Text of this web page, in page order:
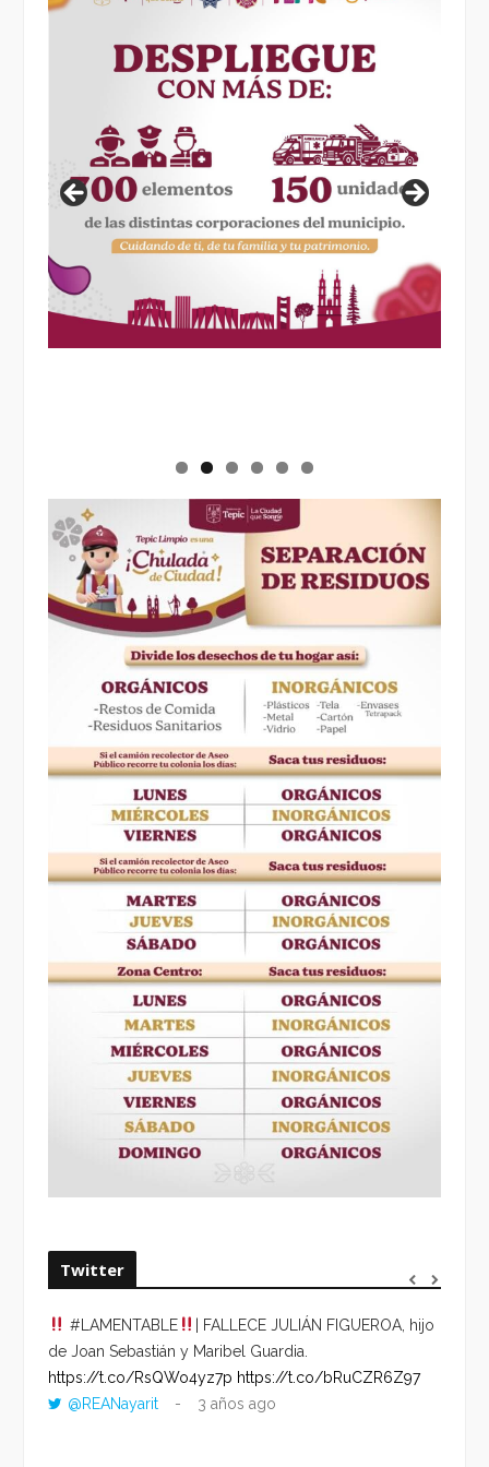
Twitter
#LAMENTABLE
| FALLECE JULIÁN FIGUEROA, hijo
de Joan Sebastián y Maribel Guardia.
https://t.co/RsQWo4yz7p https://t.co/bRuCZR6Z97
@REANayarit
3 años ago